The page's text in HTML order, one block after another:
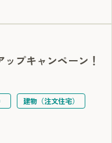
プキャンペーン！
建物（注文住宅）